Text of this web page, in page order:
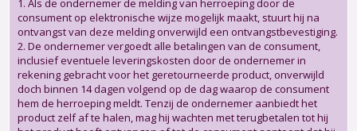
1. Als de ondernemer de melding van herroeping door de
consument op elektronische wijze mogelijk maakt, stuurt hij na
ontvangst van deze melding onverwijld een ontvangstbevestiging.
2. De ondernemer vergoedt alle betalingen van de consument,
inclusief eventuele leveringskosten door de ondernemer in
rekening gebracht voor het geretourneerde product, onverwijld
doch binnen 14 dagen volgend op de dag waarop de consument
hem de herroeping meldt. Tenzij de ondernemer aanbiedt het
product zelf af te halen, mag hij wachten met terugbetalen tot hij